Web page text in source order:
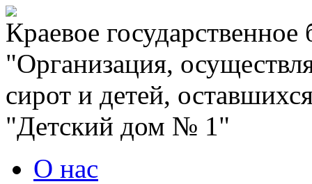
Краевое
"Организация,
сирот и детей,
"Детский дом № 1"
О нас